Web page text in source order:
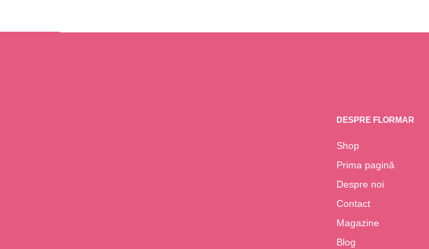
DESPRE FLORMAR
Shop
Prima pagină
Despre noi
Contact
Magazine
Blog